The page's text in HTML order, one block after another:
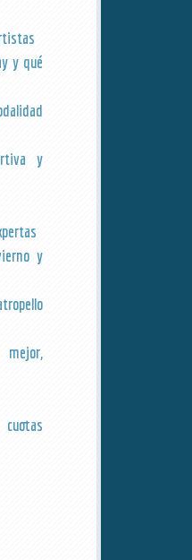
y qué
y
y